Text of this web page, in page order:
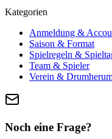
Kategorien
Anmeldung &
Saison & Format
Spielregeln &
Team & Spieler
Verein &
Noch eine Frage?